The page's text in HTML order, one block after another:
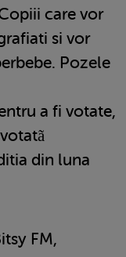
care vor
si vor
Pozele
a fi votate,
din luna
FM,